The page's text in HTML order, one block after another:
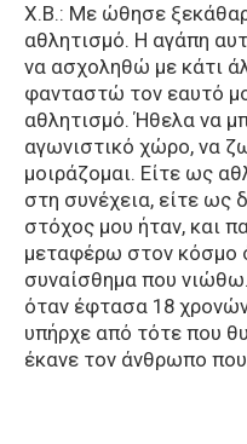
Χ.Β.: Με ώθησε
αθλητισμό. Η αγάπη
να ασχοληθώ με κάτι
φανταστώ τον εαυτό
αθλητισμό. Ήθελα να
αγωνιστικό χώρο, να
μοιράζομαι. Είτε ως
στη συνέχεια, είτε ως
στόχος μου ήταν, και
μεταφέρω στον κόσμο
συναίσθημα που
όταν έφτασα 18
υπήρχε από τότε που
έκανε τον άνθρωπο